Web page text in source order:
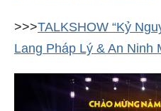
>>>TALKSHOW “Kỷ
Lang Pháp Lý & An Ninh